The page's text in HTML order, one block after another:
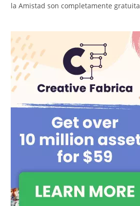
la Amistad son completamente